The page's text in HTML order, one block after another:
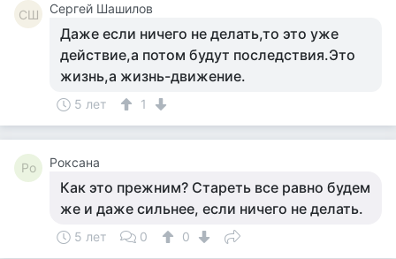
СШ Сергей Шашилов
Даже если ничего не делать,то это уже
действие,а потом будут последствия.Это
жизнь,а жизнь-движение.
5 лет 1
Ро Роксана
Как это прежним? Стареть все равно будем
же и даже сильнее, если ничего не делать.
5 лет 0 0